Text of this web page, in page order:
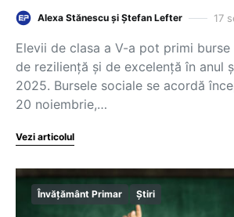
Alexa Stănescu și Ștefan Lefter 17
Elevii de clasa a V-a pot primi
de reziliență și de excelență în anul
2025. Bursele sociale se acordă
20 noiembrie,…
Vezi articolul
Învățământ Primar Știri